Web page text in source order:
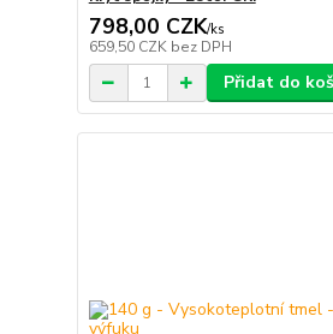
798,00 CZK/ks
659,50 CZK bez DPH
Přidat do